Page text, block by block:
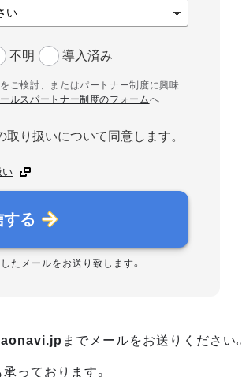
不明 導入済み
ご検討、またはパートナー制度に興味
ルスパートナー制度のフォームへ
取り扱いについて同意します。
い
る
たメールをお送り致します。
までメールをお送りください。
っております。